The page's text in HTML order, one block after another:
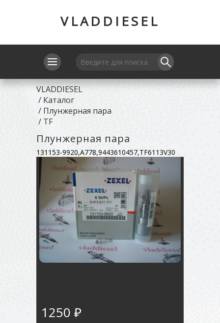
VLADDIESEL
VLADDIESEL
/ Каталог
/ Плунжерная пара
/ TF
Плунжерная пара
131153-9920,A778,9443610457,TF6113V30
1250 ₽